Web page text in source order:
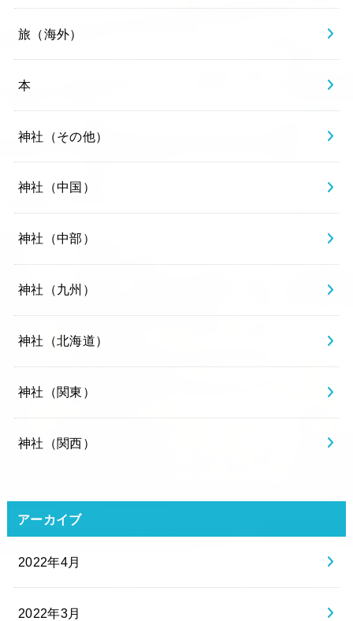
旅（海外）
本
神社（その他）
神社（中国）
神社（中部）
神社（九州）
神社（北海道）
神社（関東）
神社（関西）
アーカイブ
2022年4月
2022年3月